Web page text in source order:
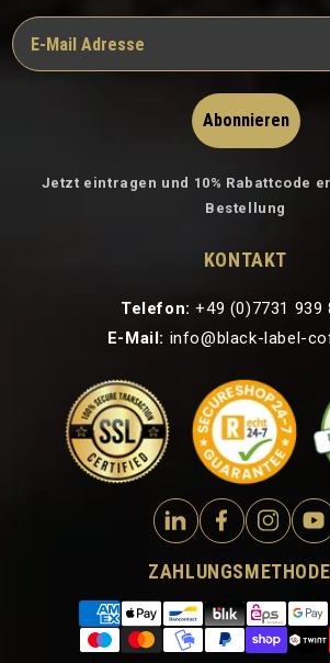
Abonnieren
Jetzt eintragen und 10% Rabattcode
Bestellung
KONTAKT
Telefon: +49 (0)7731 939
E-Mail: info@black-label-